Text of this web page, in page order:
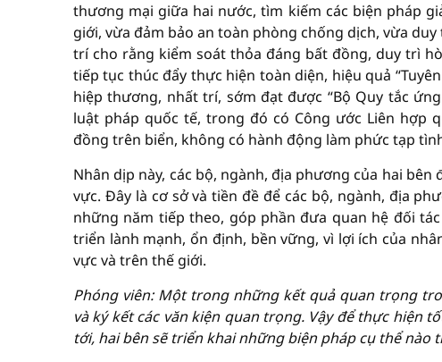
thương mại giữa hai nước, tìm kiếm các biện pháp
giới, vừa đảm bảo an toàn phòng chống dịch, vừa
trí cho rằng kiểm soát thỏa đáng bất đồng, duy trì
tiếp tục thúc đẩy thực hiện toàn diện, hiệu quả
hiệp thương, nhất trí, sớm đạt được “Bộ Quy tắc
luật pháp quốc tế, trong đó có Công ước Liên hợp
đồng trên biển, không có hành động làm phức tạp
Nhân dịp này, các bộ, ngành, địa phương của hai
vực. Đây là cơ sở và tiền đề để các bộ, ngành, địa
những năm tiếp theo, góp phần đưa quan hệ đối
triển lành mạnh, ổn định, bền vững, vì lợi ích của
vực và trên thế giới.
Phóng viên: Một trong những kết quả quan trọng
và ký kết các văn kiện quan trọng. Vậy để thực hiện
tới, hai bên sẽ triển khai những biện pháp cụ thể nào